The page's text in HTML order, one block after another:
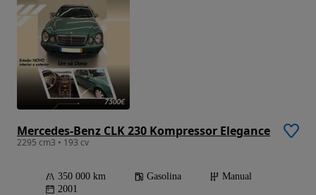
Mercedes-Benz CLK 230 Kompressor Elegance
2295 cm3 • 193 cv
350 000 km Gasolina
Manual
2001